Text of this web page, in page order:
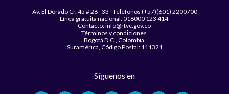
Av. El Dorado Cr. 45 # 26 - 33 - Teléfonos (+57)(601) 2200700
Línea gratuita nacional: 018000 123 414
Contacto: info@rtvc.gov.co
Términos y condiciones
Bogotá D.C., Colombia
Suramérica, Código Postal: 111321
Síguenos en